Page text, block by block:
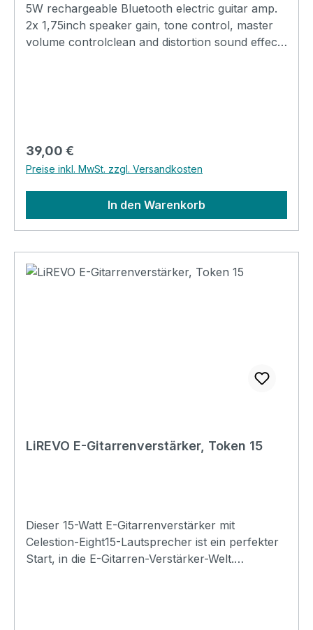
5W rechargeable Bluetooth electric guitar amp.
2x 1,75inch speaker gain, tone control, master
volume controlclean and distortion sound effect
Regulärer Preis:
39,00 €
Preise inkl. MwSt. zzgl. Versandkosten
In den Warenkorb
LiREVO E-Gitarrenverstärker, Token 15
Dieser 15-Watt E-Gitarrenverstärker mit
Celestion-Eight15-Lautsprecher ist ein perfekter
Start, in die E-Gitarren-Verstärker-Welt.